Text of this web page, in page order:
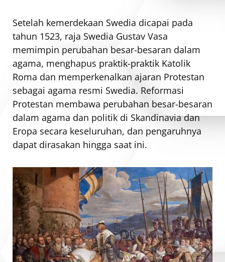
Setelah kemerdekaan Swedia dicapai pada
tahun 1523, raja Swedia Gustav Vasa
memimpin perubahan besar-besaran dalam
agama, menghapus praktik-praktik Katolik
Roma dan memperkenalkan ajaran Protestan
sebagai agama resmi Swedia. Reformasi
Protestan membawa perubahan besar-besaran
dalam agama dan politik di Skandinavia dan
Eropa secara keseluruhan, dan pengaruhnya
dapat dirasakan hingga saat ini.